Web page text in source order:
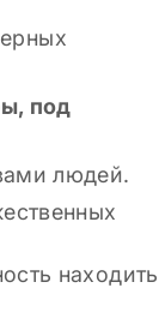
под
людей.
находить